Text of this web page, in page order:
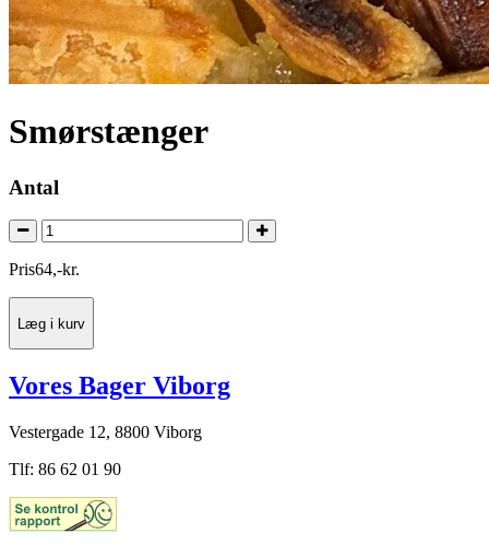
Smørstænger
Antal
Pris64,-kr.
Læg i kurv
Vores Bager Viborg
Vestergade 12, 8800 Viborg
Tlf: 86 62 01 90